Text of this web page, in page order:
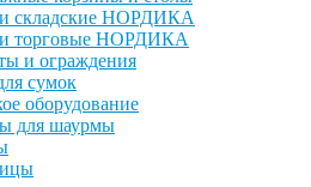
складские НОРДИКА
торговые НОРДИКА
и ограждения
сумок
оборудование
для шаурмы